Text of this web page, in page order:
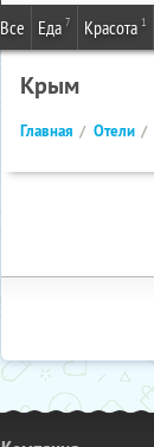
Все Еда 7 Красота 1
Крым
Главная Отели